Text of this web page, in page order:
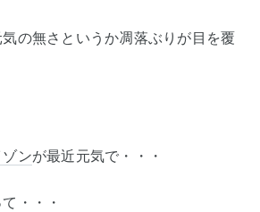
の無さというか凋落ぶりが目を覆
ンが最近元気で・・・
・・・